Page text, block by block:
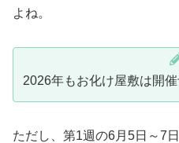
よね。
2026年もお化け屋敷は開催
ただし、第1週の6月5日～7